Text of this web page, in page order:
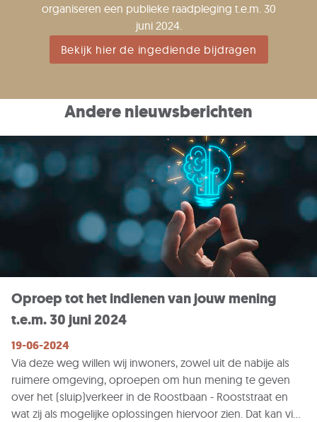
organiseren een publieke raadpleging t.e.m. 30
juni 2024.
Bekijk hier de ingediende bijdragen
Andere nieuwsberichten
Oproep tot het indienen van jouw mening
t.e.m. 30 juni 2024
19-06-2024
Via deze weg willen wij inwoners, zowel uit de nabije als
ruimere omgeving, oproepen om hun mening te geven
over het (sluip)verkeer in de Roostbaan - Rooststraat en
wat zij als mogelijke oplossingen hiervoor zien. Dat kan via